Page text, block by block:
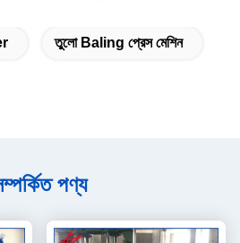
তুলো Baling প্রেস মেশিন
পণ্য